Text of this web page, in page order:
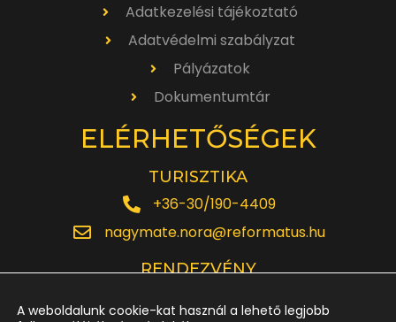
Adatkezelési tájékoztató
Adatvédelmi szabályzat
Pályázatok
Dokumentumtár
ELÉRHETŐSÉGEK
TURISZTIKA
+36-30/190-4409
nagymate.nora@reformatus.hu
RENDEZVÉNY
A weboldalunk cookie-kat használ a lehető legjobb